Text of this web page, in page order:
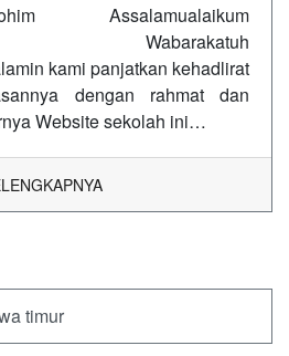
Assalamualaikum
Wabarakatuh
kami panjatkan kehadlirat
dengan rahmat dan
Website sekolah ini…
timur